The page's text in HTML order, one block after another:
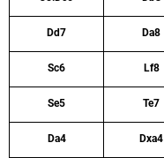
Dd7 Da8
Sc6 Lf8
Se5 Te7
Da4 Dxa4